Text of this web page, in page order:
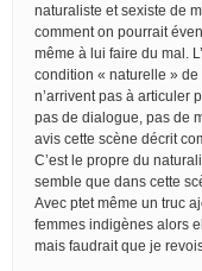
naturaliste et sexiste de
comment on pourrait
même à lui faire du mal.
condition « naturelle »
n’arrivent pas à articuler
pas de dialogue, pas de
avis cette scène décrit
C’est le propre du
semble que dans cette
Avec ptet même un truc
femmes indigènes alors
mais faudrait que je